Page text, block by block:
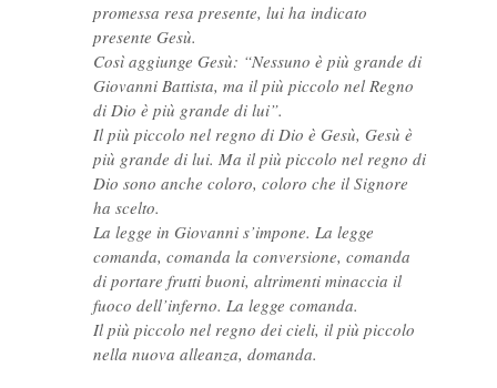
promessa resa presente, lui ha indicato
presente Gesù.
Così aggiunge Gesù: “Nessuno è più grande di
Giovanni Battista, ma il più piccolo nel Regno
di Dio è più grande di lui”.
Il più piccolo nel regno di Dio è Gesù, Gesù è
più grande di lui. Ma il più piccolo nel regno di
Dio sono anche coloro, coloro che il Signore
ha scelto.
La legge in Giovanni s’impone. La legge
comanda, comanda la conversione, comanda
di portare frutti buoni, altrimenti minaccia il
fuoco dell’inferno. La legge comanda.
Il più piccolo nel regno dei cieli, il più piccolo
nella nuova alleanza, domanda.